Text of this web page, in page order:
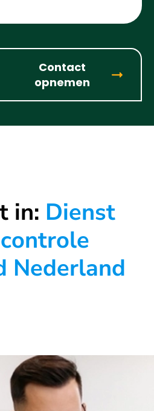
Contact
opnemen
in: Dienst
Nederland